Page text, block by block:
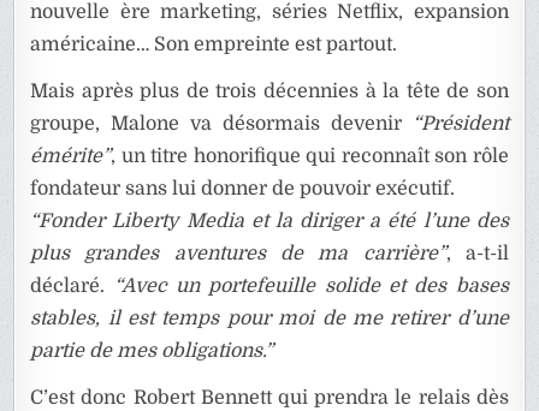
nouvelle ère marketing, séries Netflix, expansion
américaine… Son empreinte est partout.
Mais après plus de trois décennies à la tête de son
groupe, Malone va désormais devenir
“Président
émérite”, un titre honorifique qui reconnaît son rôle
fondateur sans lui donner de pouvoir exécutif.
“Fonder Liberty Media et la diriger a été l’une des
plus grandes aventures de ma carrière”, a-t-il
déclaré.
“Avec un portefeuille solide et des bases
stables, il est temps pour moi de me retirer d’une
partie de mes obligations.”
C’est donc Robert Bennett qui prendra le relais dès